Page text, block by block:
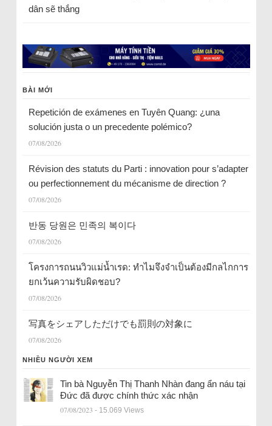
dân sẽ thắng
BÀI MỚI
Repetición de exámenes en Tuyên Quang: ¿una
solución justa o un precedente polémico?
07/08/2026
Révision des statuts du Parti : innovation pour s’adapter
ou perfectionnement du mécanisme de direction ?
07/08/2026
반동 당원은 민족의 복이다
07/08/2026
โครงการถนนวิวแม่น้ำเรด: ทำไมจึงจำเป็นต้องมีกลไกการ
ยกเว้นความรับผิดชอบ?
07/08/2026
写真をシェアしただけでも罰則の対象に
07/08/2026
NHIỀU NGƯỜI XEM
Tin bà Nguyễn Thị Thanh Nhàn đang ẩn náu tại
Đức đã được chính thức xác nhận
07/08/2023 - 15.069 Views